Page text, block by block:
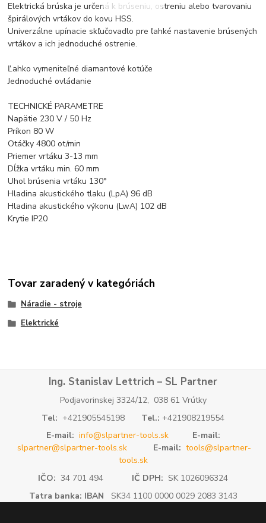
Elektrická brúska je určená k brúseniu, ostreniu alebo tvarovaniu
špirálových vrtákov do kovu HSS.
Univerzálne upínacie skľučovadlo pre ľahké nastavenie brúsených
vrtákov a ich jednoduché ostrenie.
Ľahko vymeniteľné diamantové kotúče
Jednoduché ovládanie
TECHNICKÉ PARAMETRE
Napätie 230 V / 50 Hz
Príkon 80 W
Otáčky 4800 ot/min
Priemer vrtáku 3-13 mm
Dĺžka vrtáku min. 60 mm
Uhol brúsenia vrtáku 130°
Hladina akustického tlaku (LpA) 96 dB
Hladina akustického výkonu (LwA) 102 dB
Krytie IP20
Tovar zaradený v kategóriách
Náradie - stroje
Elektrické
Ing. Stanislav Lettrich – SL Partner
Podjavorinskej 3324/12, 038 61 Vrútky
Tel: +421905545198 Tel.: +421908219554
E-mail: info@slpartner-tools.sk
E-mail:
slpartner@slpartner-tools.sk
E-mail: tools@slpartner-
tools.sk
IČO: 34 701 494 IČ DPH: SK 1026096324
Tatra banka: IBAN SK34 1100 0000 0029 2083 3143